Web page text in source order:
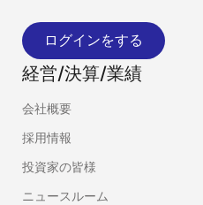
ログインをする
経営/決算/業績
会社概要
採用情報
投資家の皆様
ニュースルーム